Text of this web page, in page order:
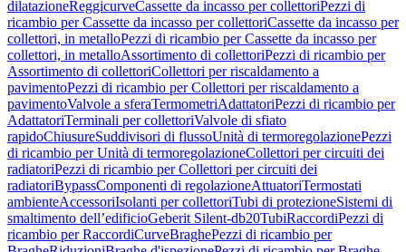
dilatazioneReggicurveCassette da incasso per collettoriPezzi di
ricambio per Cassette da incasso per collettoriCassette da incasso per
collettori, in metalloPezzi di ricambio per Cassette da incasso per
collettori, in metalloAssortimento di collettoriPezzi di ricambio per
Assortimento di collettoriCollettori per riscaldamento a
pavimentoPezzi di ricambio per Collettori per riscaldamento a
pavimentoValvole a sferaTermometriAdattatoriPezzi di ricambio per
AdattatoriTerminali per collettoriValvole di sfiato
rapidoChiusureSuddivisori di flussoUnità di termoregolazionePezzi
di ricambio per Unità di termoregolazioneCollettori per circuiti dei
radiatoriPezzi di ricambio per Collettori per circuiti dei
radiatoriBypassComponenti di regolazioneAttuatoriTermostati
ambienteAccessoriIsolanti per collettoriTubi di protezioneSistemi di
smaltimento dell’edificioGeberit Silent-db20TubiRaccordiPezzi di
ricambio per RaccordiCurveBraghePezzi di ricambio per